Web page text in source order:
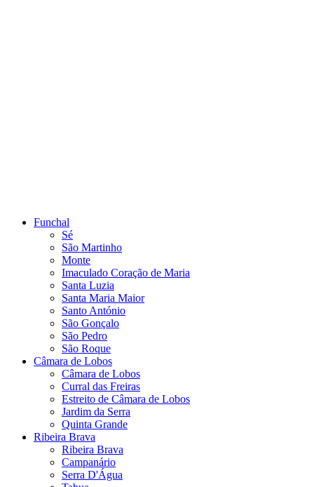
Funchal
Sé
São Martinho
Monte
Imaculado Coração de Maria
Santa Luzia
Santa Maria Maior
Santo António
São Gonçalo
São Pedro
São Roque
Câmara de Lobos
Câmara de Lobos
Curral das Freiras
Estreito de Câmara de Lobos
Jardim da Serra
Quinta Grande
Ribeira Brava
Ribeira Brava
Campanário
Serra D'Água